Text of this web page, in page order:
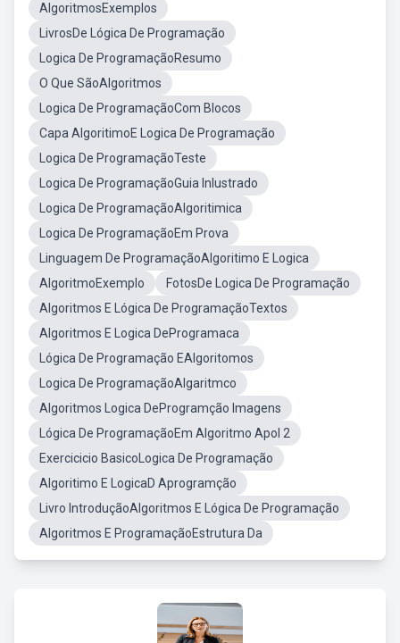
AlgoritmosExemplos
LivrosDe Lógica De Programação
Logica De ProgramaçãoResumo
O Que SãoAlgoritmos
Logica De ProgramaçãoCom Blocos
Capa AlgoritimoE Logica De Programação
Logica De ProgramaçãoTeste
Logica De ProgramaçãoGuia Inlustrado
Logica De ProgramaçãoAlgoritimica
Logica De ProgramaçãoEm Prova
Linguagem De ProgramaçãoAlgoritimo E Logica
AlgoritmoExemplo
FotosDe Logica De Programação
Algoritmos E Lógica De ProgramaçãoTextos
Algoritmos E Logica DeProgramaca
Lógica De Programação EAlgoritomos
Logica De ProgramaçãoAlgaritmco
Algoritmos Logica DeProgramção Imagens
Lógica De ProgramaçãoEm Algoritmo Apol 2
Exercicicio BasicoLogica De Programação
Algoritimo E LogicaD Aprogramção
Livro IntroduçãoAlgoritmos E Lógica De Programação
Algoritmos E ProgramaçãoEstrutura Da